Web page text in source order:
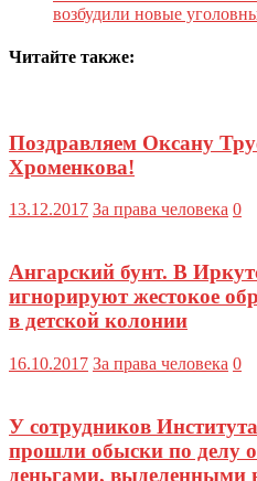
возбудили новые
Читайте также:
Поздравляем Оксану
Хроменкова!
13.12.2017 За права человека 0
Ангарский бунт. В
игнорируют жестокое
в детской колонии
16.10.2017 За права человека 0
У сотрудников
прошли обыски по делу
деньгами, выделенными